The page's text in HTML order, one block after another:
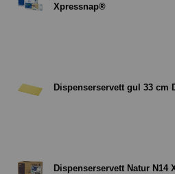
Xpressnap®
Dispenserservett gul 33 cm
Dispenserservett Natur N14